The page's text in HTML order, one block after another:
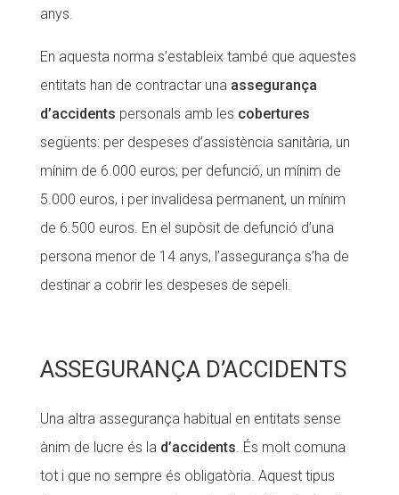
anys.
En aquesta norma s’estableix també que aquestes
entitats han de contractar una assegurança
d’accidents personals amb les cobertures
següents: per despeses d’assistència sanitària, un
mínim de 6.000 euros; per defunció, un mínim de
5.000 euros, i per invalidesa permanent, un mínim
de 6.500 euros. En el supòsit de defunció d’una
persona menor de 14 anys, l’assegurança s’ha de
destinar a cobrir les despeses de sepeli.
ASSEGURANÇA D’ACCIDENTS
Una altra assegurança habitual en entitats sense
ànim de lucre és la d’accidents. És molt comuna
tot i que no sempre és obligatòria. Aquest tipus